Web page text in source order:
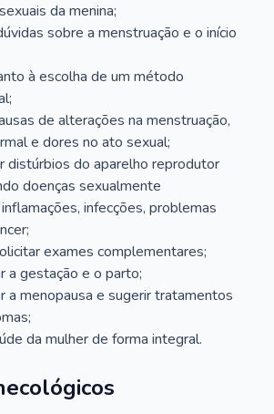
da menina;
sobre a menstruação e o início
à escolha de um método
de alterações na menstruação,
e dores no ato sexual;
distúrbios do aparelho reprodutor
doenças sexualmente
infecções, problemas
exames complementares;
a gestação e o parto;
a menopausa e sugerir tratamentos
da mulher de forma integral.